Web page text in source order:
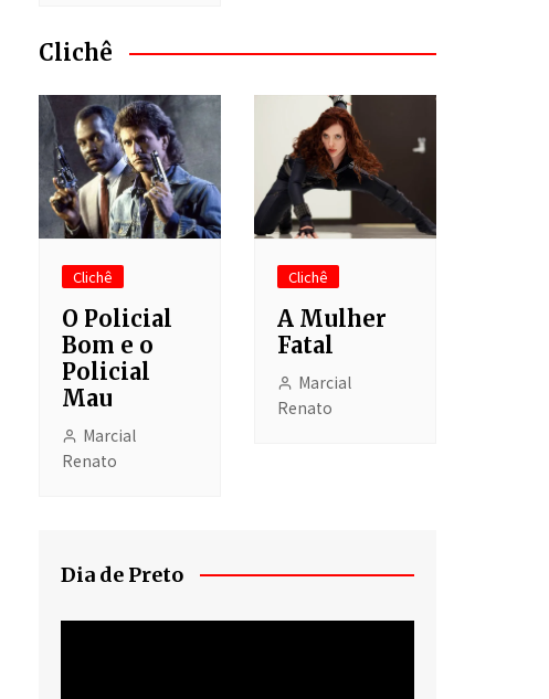
Clichê
Clichê
O Policial
Bom e o
Policial
Mau
Marcial
Renato
Clichê
A Mulher
Fatal
Marcial
Renato
Dia de Preto